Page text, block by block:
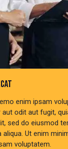
enim ipsam
odit aut fugit,
sed do eiusmod
Ut enim
voluptatem.